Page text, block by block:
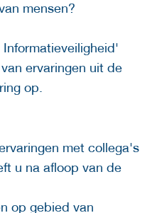
mensen?
ervaringen uit de
op.
met collega's
u na afloop van de
op gebied van